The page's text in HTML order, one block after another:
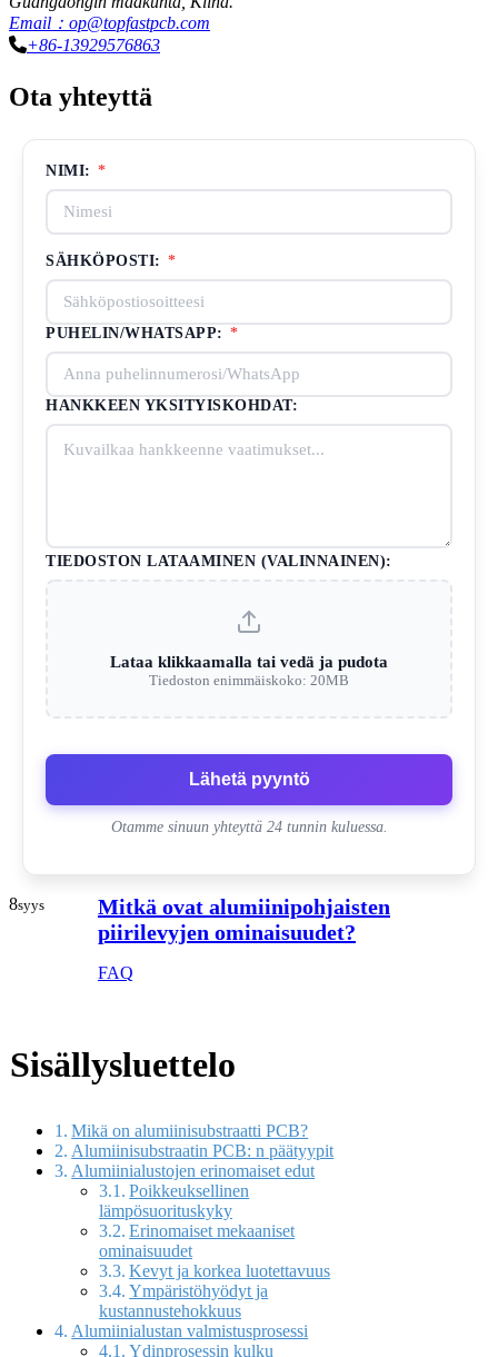
Email：op@topfastpcb.com
+86-13929576863
Ota yhteyttä
NIMI: *
SÄHKÖPOSTI: *
PUHELIN/WHATSAPP: *
HANKKEEN YKSITYISKOHDAT:
TIEDOSTON LATAAMINEN (VALINNAINEN):
Lataa klikkaamalla tai vedä ja pudota
Tiedoston enimmäiskoko: 20MB
Lähetä pyyntö
Otamme sinuun yhteyttä 24 tunnin kuluessa.
8syys
Mitkä ovat alumiinipohjaisten
piirilevyjen ominaisuudet?
FAQ
Sisällysluettelo
Mikä on alumiinisubstraatti PCB?
Alumiinisubstraatin PCB: n päätyypit
Alumiinialustojen erinomaiset edut
Poikkeuksellinen
lämpösuorituskyky
Erinomaiset mekaaniset
ominaisuudet
Kevyt ja korkea luotettavuus
Ympäristöhyödyt ja
kustannustehokkuus
Alumiinialustan valmistusprosessi
Ydinprosessin kulku